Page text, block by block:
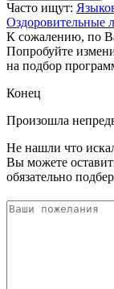
Часто ищут:
Оздоровительные
К сожалению, по
Попробуйте
на подбор
Конец
Произошла
Не нашли что
Вы можете
обязательно